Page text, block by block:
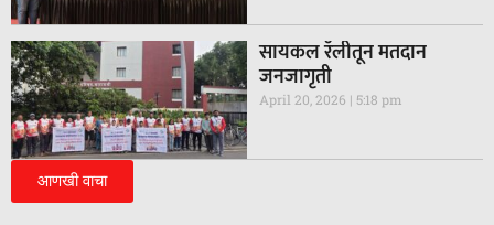
सायकल रॅलीतून मतदान
जनजागृती
April 20, 2026 5:18 pm
आणखी वाचा